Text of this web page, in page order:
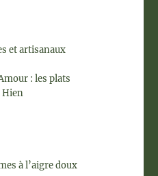
et artisanaux
: les plats
Hien
à l’aigre doux